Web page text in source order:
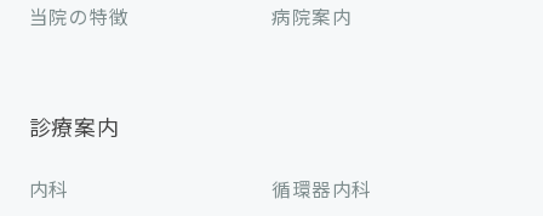
当院の特徴 病院案内
診療案内
内科 循環器内科